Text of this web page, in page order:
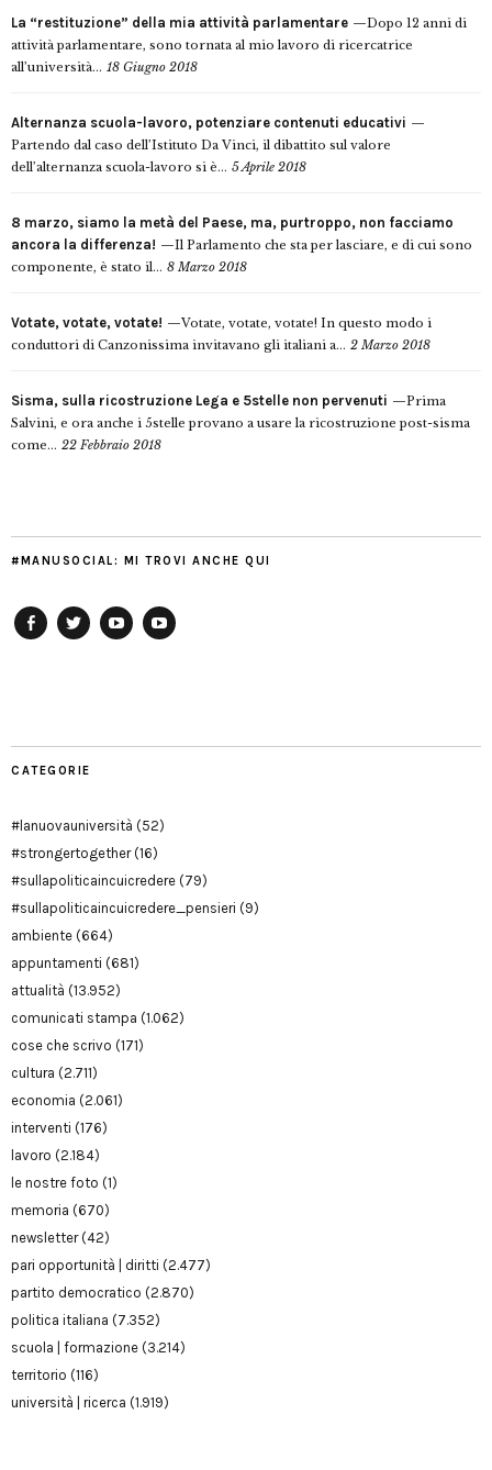
La “restituzione” della mia attività parlamentare
Dopo 12 anni di
attività parlamentare, sono tornata al mio lavoro di ricercatrice
all’università... 18 Giugno 2018
Alternanza scuola-lavoro, potenziare contenuti educativi
Partendo dal caso dell’Istituto Da Vinci, il dibattito sul valore
dell’alternanza scuola-lavoro si è... 5 Aprile 2018
8 marzo, siamo la metà del Paese, ma, purtroppo, non facciamo
ancora la differenza!
Il Parlamento che sta per lasciare, e di cui sono
componente, è stato il... 8 Marzo 2018
Votate, votate, votate!
Votate, votate, votate! In questo modo i
conduttori di Canzonissima invitavano gli italiani a... 2 Marzo 2018
Sisma, sulla ricostruzione Lega e 5stelle non pervenuti
Prima
Salvini, e ora anche i 5stelle provano a usare la ricostruzione post-sisma
come... 22 Febbraio 2018
#MANUSOCIAL: MI TROVI ANCHE QUI
CATEGORIE
#lanuovauniversità (52)
#strongertogether(16)
#sullapoliticaincuicredere (79)
#sullapoliticaincuicredere_pensieri (9)
ambiente (664)
appuntamenti (681)
attualità (13.952)
comunicati stampa (1.062)
cose che scrivo (171)
cultura (2.711)
economia (2.061)
interventi (176)
lavoro (2.184)
le nostre foto (1)
memoria (670)
newsletter(42)
pari opportunità | diritti (2.477)
partito democratico (2.870)
politica italiana (7.352)
scuola | formazione (3.214)
territorio (116)
università | ricerca (1.919)